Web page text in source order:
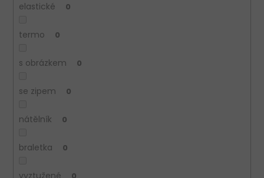
elastické 0
termo 0
s obrázkem 0
se zipem 0
nátělník 0
braletka 0